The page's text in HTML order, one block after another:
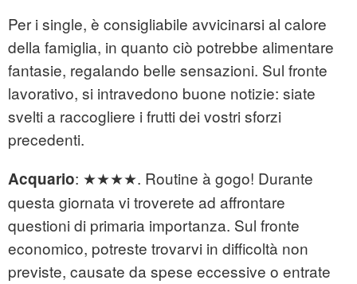
Per i single, è consigliabile avvicinarsi al calore
della famiglia, in quanto ciò potrebbe alimentare
fantasie, regalando belle sensazioni. Sul fronte
lavorativo, si intravedono buone notizie: siate
svelti a raccogliere i frutti dei vostri sforzi
precedenti.
Acquario: ★★★★. Routine à gogo! Durante
questa giornata vi troverete ad affrontare
questioni di primaria importanza. Sul fronte
economico, potreste trovarvi in difficoltà non
previste, causate da spese eccessive o entrate